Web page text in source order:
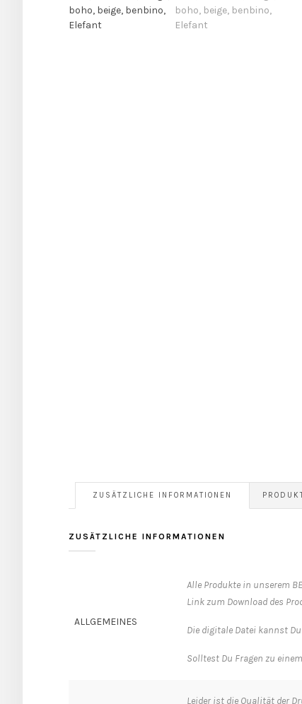
ZUSÄTZLICHE INFORMATIONEN
ZUSÄTZLICHE INFORMATIONEN
ALLGEMEINES
Alle Produkte in unserem
Link zum Download des
Die digitale Datei kannst
Solltest Du Fragen zu
Leider ist die Qualität der